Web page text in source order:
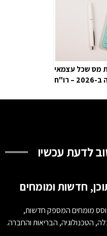
מס שכל עצמאי
עושה ב-2026 – רו"ח
לתקן
מומחים המספק חדשות,
הטכנולוגיה, הבריאות והחברה.